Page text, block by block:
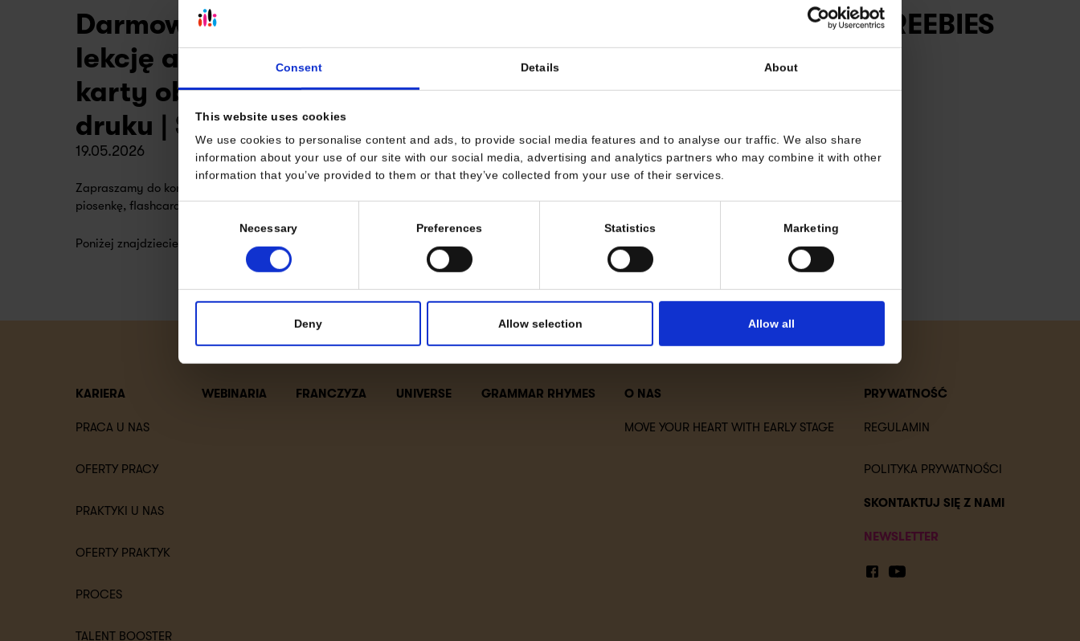
Consent Details About
This website uses cookies
We use cookies to personalise content and ads, to provide social media features and to analyse our traffic. We also share
information about your use of our site with our social media, advertising and analytics partners who may combine it with other
information that you’ve provided to them or that they’ve collected from your use of their services.
Consent
Necessary Preferences Statistics Marketing
Deny Allow selection Allow all
Darmowe materiały na letnią
lekcję angielskiego: Piosenka,
karty obrazkowe i wyrazowe do
druku | Summer FREEBIES
19.05.2026
Zapraszamy do korzystania naszych materiałów wakacyjnych. Mamy dla Was
piosenkę, flashcards i handout z ćwiczeniami.
Poniżej znajdziecie kilka pomysłów na użycie materiałów w klasie.
Nowe Summer Holiday FREEBIES
6.06.2019
"Playing together
Enjoying holidays
The lakes and the sun!"
KARIERA
PRACA U NAS
OFERTY PRACY
PRAKTYKI U NAS
OFERTY PRAKTYK
PROCES
TALENT BOOSTER
WEBINARIA FRANCZYZA UNIVERSE GRAMMAR RHYMES O NAS
MOVE YOUR HEART WITH EARLY STAGE
PRYWATNOŚĆ
REGULAMIN
POLITYKA PRYWATNOŚCI
SKONTAKTUJ SIĘ Z NAMI
NEWSLETTER